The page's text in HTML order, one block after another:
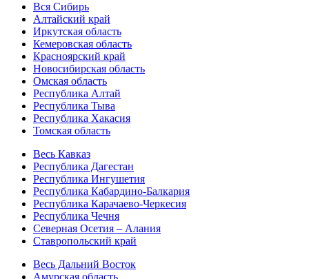
Вся Сибирь
Алтайский край
Иркутская область
Кемеровская область
Красноярский край
Новосибирская область
Омская область
Республика Алтай
Республика Тыва
Республика Хакасия
Томская область
Весь Кавказ
Республика Дагестан
Республика Ингушетия
Республика Кабардино-Балкария
Республика Карачаево-Черкесия
Республика Чечня
Северная Осетия – Алания
Ставропольский край
Весь Дальний Восток
Амурская область